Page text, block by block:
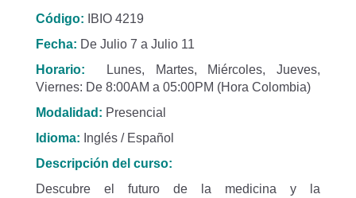
Código:
IBIO 4219
Fecha: De Julio 7 a Julio 11
Horario:
Lunes, Martes, Miércoles, Jueves,
Viernes: De 8:00AM a 05:00PM (Hora Colombia)
Modalidad: Presencial
Idioma: Inglés / Español
Descripción del curso:
Descubre el futuro de la medicina y la